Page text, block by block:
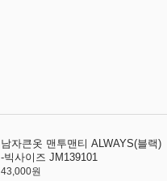
남자큰옷 맨투맨티 ALWAYS(블랙)
-빅사이즈 JM139101
43,000원